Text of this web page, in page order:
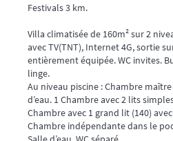
Festivals 3 km.
Villa climatisée de 160m² sur 2
avec TV(TNT), Internet 4G, sortie
entièrement équipée. WC invites.
linge.
Au niveau piscine : Chambre
d’eau. 1 Chambre avec 2 lits
Chambre avec 1 grand lit (140)
Chambre indépendante dans le